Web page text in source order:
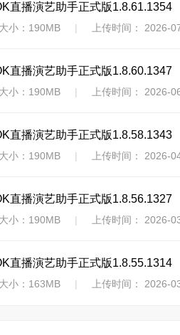
直播演艺助手正式版1.8.61.1354
小：190MB | 上传时间： 2026-
直播演艺助手正式版1.8.60.1347
小：190MB | 上传时间： 2026-
直播演艺助手正式版1.8.58.1343
小：190MB | 上传时间： 2026-
直播演艺助手正式版1.8.56.1327
小：190MB | 上传时间： 2026-
直播演艺助手正式版1.8.55.1314
小：163MB | 上传时间： 2026-